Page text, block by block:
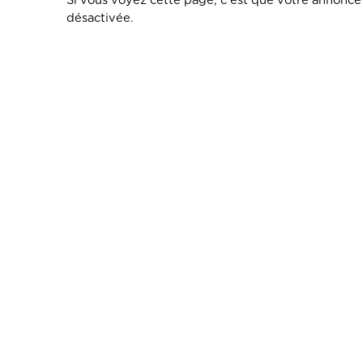
désactivée.